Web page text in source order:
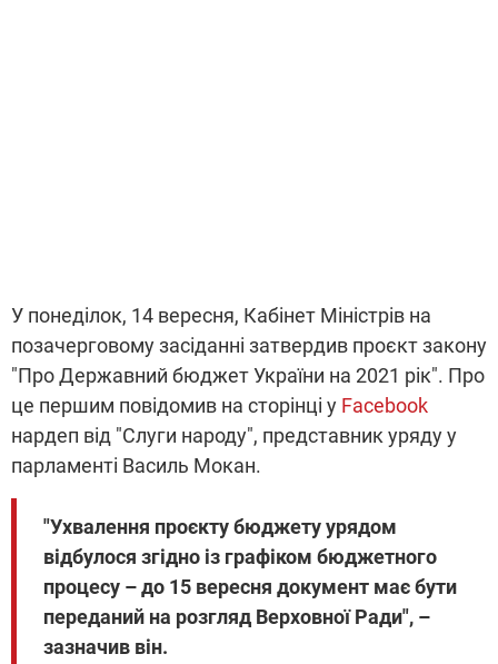
У понеділок, 14 вересня, Кабінет Міністрів на
позачерговому засіданні затвердив проєкт закону
"Про Державний бюджет України на 2021 рік". Про
це першим повідомив на сторінці у Facebook
нардеп від "Слуги народу", представник уряду у
парламенті Василь Мокан.
"Ухвалення проєкту бюджету урядом
відбулося згідно із графіком бюджетного
процесу – до 15 вересня документ має бути
переданий на розгляд Верховної Ради", –
зазначив він.